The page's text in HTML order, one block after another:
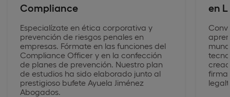
Compliance
Especialízate en ética corporativa y
prevención de riesgos penales en
empresas. Fórmate en las funciones del
Compliance Officer y en la confección
de planes de prevención. Nuestro plan
de estudios ha sido elaborado junto al
prestigioso bufete Ayuela Jiménez
Abogados.
en
firma